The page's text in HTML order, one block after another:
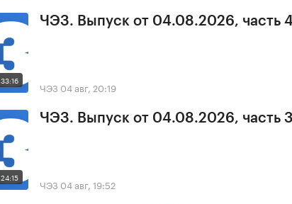
33:16
ЧЭЗ. Выпуск от 04.08.2026, часть
ЧЭЗ 04 авг, 20:19
24:15
ЧЭЗ. Выпуск от 04.08.2026, часть
ЧЭЗ 04 авг, 19:52